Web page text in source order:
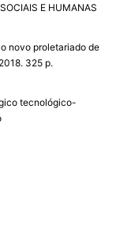
E HUMANAS
novo proletariado de
325 p.
tecnológico-